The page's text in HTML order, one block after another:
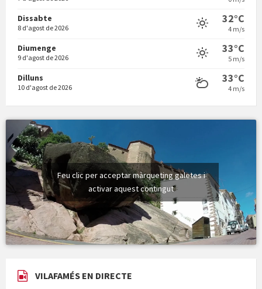
Dissabte
8 d'agost de 2026
32°C
4 m/s
Diumenge
9 d'agost de 2026
33°C
5 m/s
Dilluns
10 d'agost de 2026
33°C
4 m/s
Feu clic per acceptar màrqueting galetes i
activar aquest contingut
VILAFAMÉS EN DIRECTE